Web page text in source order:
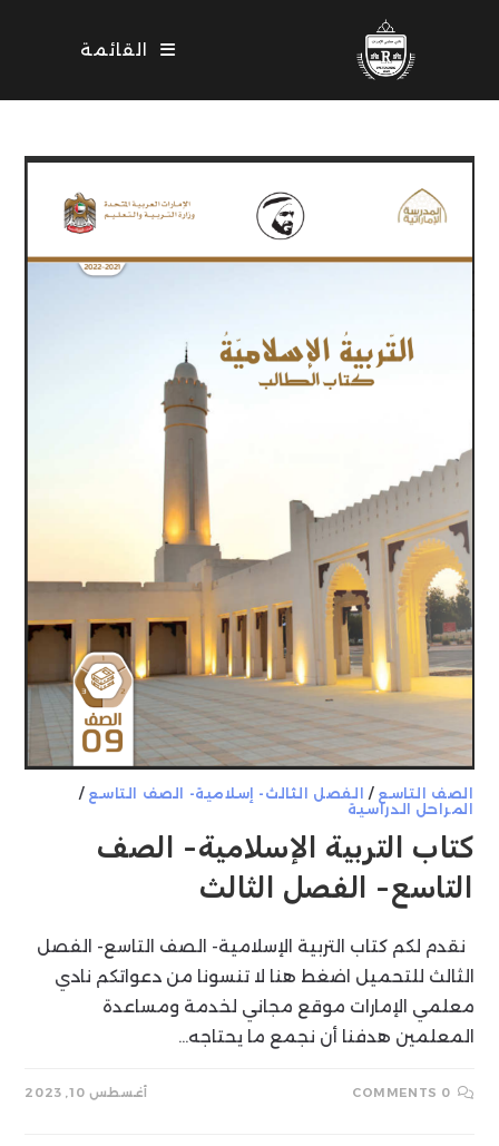
القائمة
الصف التاسع / الفصل الثالث- إسلامية- الصف التاسع /
المراحل الدراسية
كتاب التربية الإسلامية- الصف
التاسع- الفصل الثالث
نقدم لكم كتاب التربية الإسلامية- الصف التاسع- الفصل
الثالث للتحميل اضغط هنا لا تنسونا من دعواتكم نادي
معلمي الإمارات موقع مجاني لخدمة ومساعدة
المعلمين هدفنا أن نجمع ما يحتاجه…
0 COMMENTS أغسطس 10, 2023